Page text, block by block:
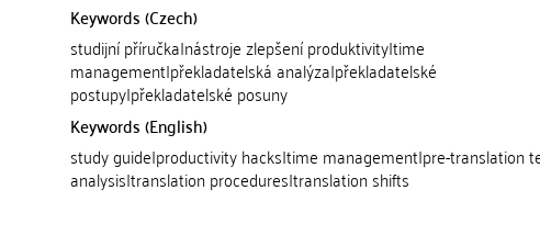
Keywords (Czech)
studijní příručka|nástroje zlepšení produktivity|time
management|překladatelská analýza|překladatelské
postupy|překladatelské posuny
Keywords (English)
study guide|productivity hacks|time management|pre-translation
analysis|translation procedures|translation shifts